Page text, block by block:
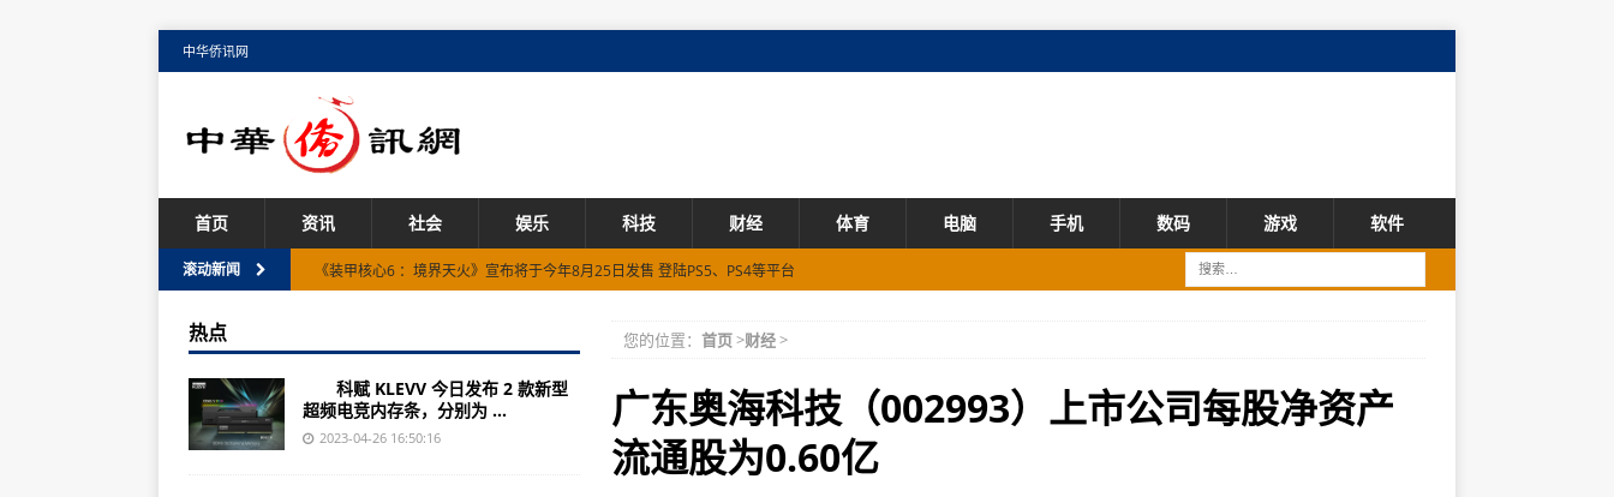
中华侨讯网
首页 资讯 社会 娱乐 科技 财经 体育 电脑 手机 数码 游戏 软件
滚动新闻
《装甲核心6 ：境界天火》宣布将于今年8月25日发售 登陆PS5、PS4等平台
徕卡昨日正式发布全新腕表ZM Monochrom版 零售价8.8万元起
blendOS 2系统发布：拥有两种官方版本 具有GNOME和KDE Plasma桌面环境
雷蛇旋风黑鲨V2专业版耳机发布 最高约70小时电池续航
AVG游戏《美少女万华镜异闻 雪女》将于8月25日正式发售 放出新作角色雪女
您的位置： 首页>财经>
广东奥海科技（002993）上市公司每股净资产
流通股为0.60亿
热点
科赋 KLEVV 今日发布 2 款新型
超频电竞内存条，分别为 ...
2023-04-26 16:50:16